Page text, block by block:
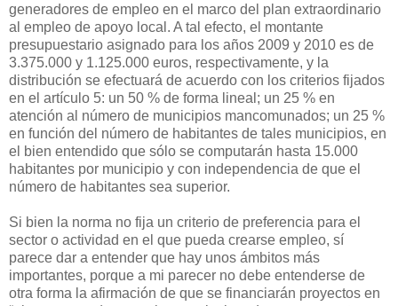
generadores de empleo en el marco del plan extraordinario
al empleo de apoyo local. A tal efecto, el montante
presupuestario asignado para los años 2009 y 2010 es de
3.375.000 y 1.125.000 euros, respectivamente, y la
distribución se efectuará de acuerdo con los criterios fijados
en el artículo 5: un 50 % de forma lineal; un 25 % en
atención al número de municipios mancomunados; un 25 %
en función del número de habitantes de tales municipios, en
el bien entendido que sólo se computarán hasta 15.000
habitantes por municipio y con independencia de que el
número de habitantes sea superior.
Si bien la norma no fija un criterio de preferencia para el
sector o actividad en el que pueda crearse empleo, sí
parece dar a entender que hay unos ámbitos más
importantes, porque a mi parecer no debe entenderse de
otra forma la afirmación de que se financiarán proyectos en